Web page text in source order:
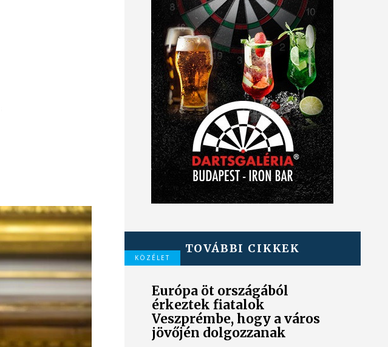
TOVÁBBI CIKKEK
KÖZÉLET
Európa öt országából
érkeztek fiatalok
Veszprémbe, hogy a város
jövőjén dolgozzanak